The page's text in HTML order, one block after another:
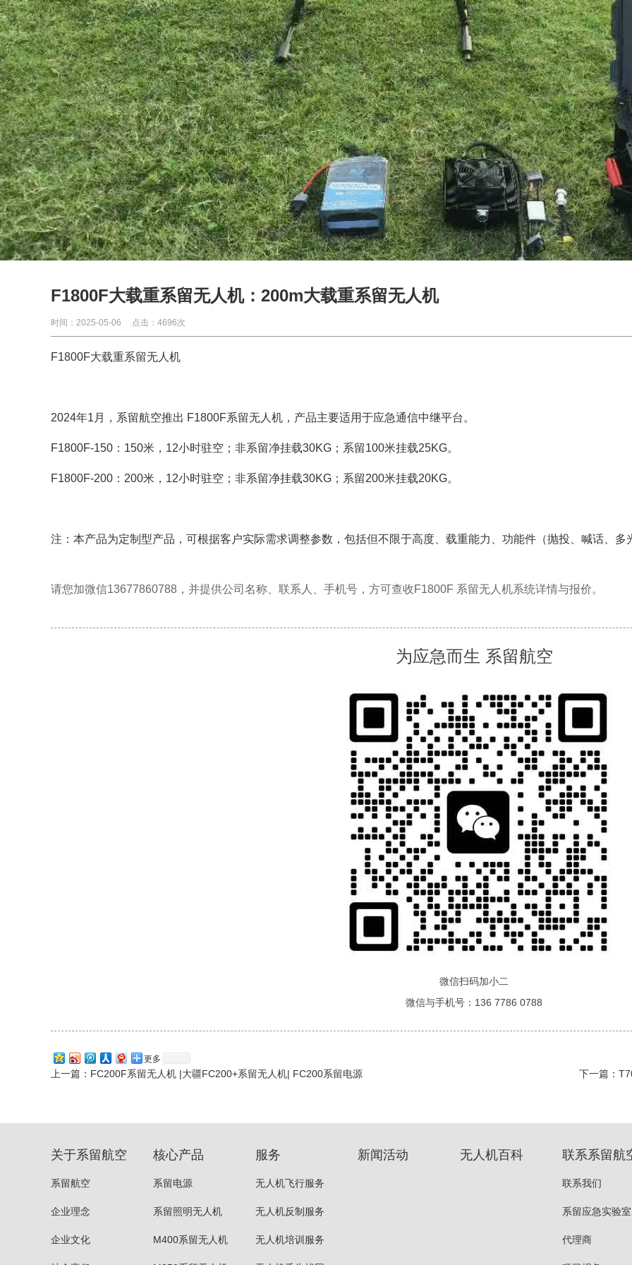
F1800F大载重系留无人机：200m大载重系留无人机
时间：2025-05-06 点击：4696次
F1800F大载重系留无人机
2024年1月，系留航空推出 F1800F系留无人机，产品主要适用于应急通信中继平台。
F1800F-150：150米，12小时驻空；非系留净挂载30KG；系留100米挂载25KG。
F1800F-200：200米，12小时驻空；非系留净挂载30KG；系留200米挂载20KG。
注：本产品为定制型产品，可根据客户实际需求调整参数，包括但不限于高度、载重能力、功能件（抛投、喊话、多
请您加微信13677860788，并提供公司 名称、联系人、手机号， 方可查收F1800F 系留无人机系统详情与报价。
为应急而生 系留航空
微信扫码加小二
微信与手机号：136 7786 0788
更多
上一篇： FC200F系留无人机 |大疆FC200+系留无人机| FC200系留电源 下一篇：
关于系留航空
系留航空
企业理念
企业文化
核心产品
系留电源
系留照明无人机
M400系留无人机
服务
无人机飞行服务
无人机反制服务
无人机培训服务
新闻活动 无人机百科 联系系留航
联系我们
系留应急实验室
代理商